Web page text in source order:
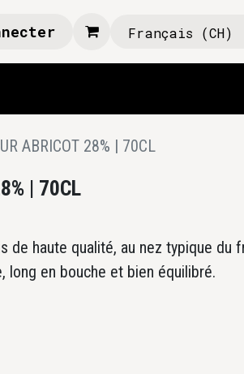
Français (CH)
ABRICOT 28% | 70CL
| 70CL
de haute qualité, au nez typique du
long en bouche et bien équilibré.